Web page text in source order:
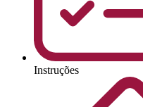
Instruções